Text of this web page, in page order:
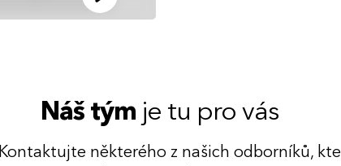
Náš tým je tu pro vás
Kontaktujte některého z našich odborníků,